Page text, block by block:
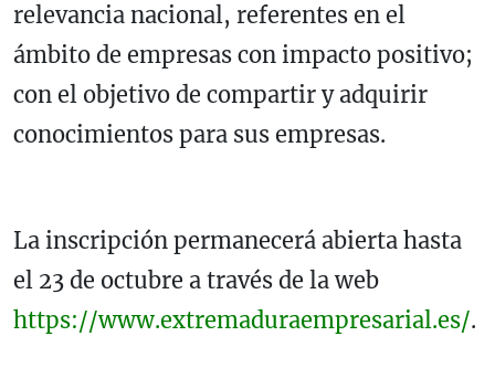
relevancia nacional, referentes en el
ámbito de empresas con impacto positivo;
con el objetivo de compartir y adquirir
conocimientos para sus empresas.
La inscripción permanecerá abierta hasta
el 23 de octubre a través de la web
https://www.extremaduraempresarial.es/.